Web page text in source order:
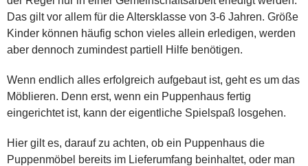
Das gilt vor allem für die Altersklasse von 3-6 Jahren. Größe
Kinder können häufig schon vieles allein erledigen, werden
aber dennoch zumindest partiell Hilfe benötigen.
Wenn endlich alles erfolgreich aufgebaut ist, geht es um das
Möblieren. Denn erst, wenn ein Puppenhaus fertig
eingerichtet ist, kann der eigentliche Spielspaß losgehen.
Hier gilt es, darauf zu achten, ob ein Puppenhaus die
Puppenmöbel bereits im Lieferumfang beinhaltet, oder man